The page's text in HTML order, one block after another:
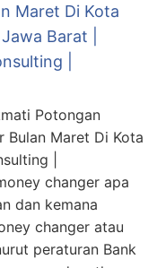
Maret Di Kota
Barat |
|
Potongan
Bulan Maret Di Kota
|
changer apa
dan kemana
changer atau
peraturan Bank